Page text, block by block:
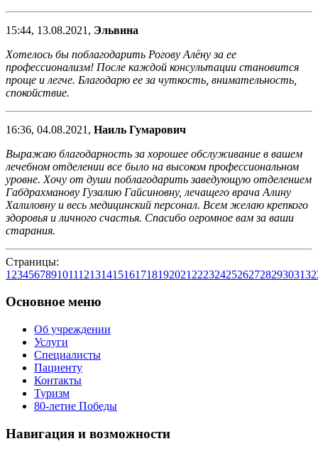
15:44, 13.08.2021, Эльвина
Хотелось бы поблагодарить Рогову Алёну за ее
профессионализм! После каждой консультации становится
проще и легче. Благодарю ее за чуткость, внимательность,
спокойствие.
16:36, 04.08.2021, Наиль Гумарович
Выражаю благодарность за хорошее обслуживание в вашем
лечебном отделении все было на высоком профессиональном
уровне. Хочу от души поблагодарить заведующую отделением
Габдрахманову Гузалию Гайсиновну, лечащего врача Алину
Халиловну и весь медицинский персонал. Всем желаю крепкого
здоровья и личного счастья. Спасибо огромное вам за ваши
старания.
Страницы:
1 23456789101112131415161718192021 2223242526272829303132
Основное меню
Об учреждении
Услуги
Специалисты
Пациенту
Контакты
Туризм
80-летие Победы
Навигация и возможности